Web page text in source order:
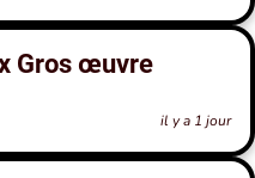
Gros œuvre
il y a 1 jour